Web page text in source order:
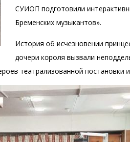
СУИОП подготовили
Бременских музыкантов».
История об исчезновении
дочери короля вызвали
театрализованной постановки